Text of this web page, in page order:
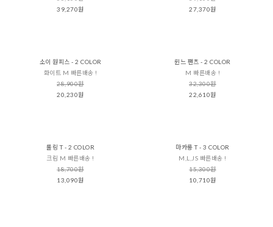
39,270원
27,370원
소이 원피스 - 2 COLOR
화이트 M 빠른배송 !
28,900원
20,230원
륀느 팬츠 - 2 COLOR
M 빠른배송 !
32,300원
22,610원
롤링 T - 2 COLOR
크림 M 빠른배송 !
18,700원
13,090원
마카롱 T - 3 COLOR
M,L,JS 빠른배송 !
15,300원
10,710원